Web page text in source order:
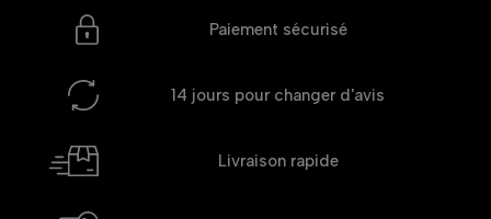
Paiement sécurisé
14 jours pour changer d'avis
Livraison rapide